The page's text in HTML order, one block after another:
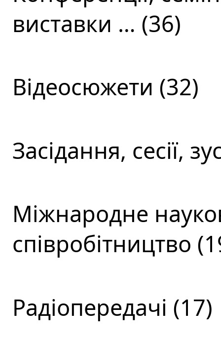
виставки … (36)
Відеосюжети (32)
Засідання, сесії,
Міжнародне
співробітництво
Радіопередачі (17)